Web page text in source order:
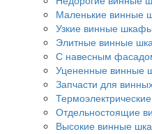
Маленькие винные
Узкие винные шкафы
Элитные винные
С навесным
Уцененные винные
Запчасти для
Отдельностоящие
Высокие винные